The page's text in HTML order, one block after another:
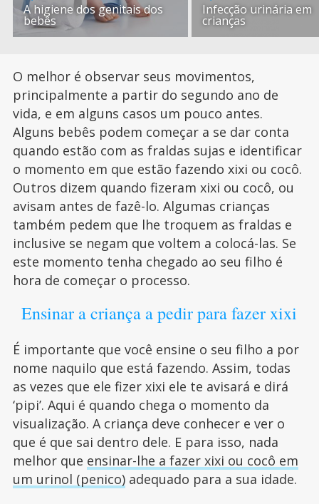
A higiene dos genitais dos
bebês
Infecção urinária em
crianças
O melhor é observar seus movimentos,
principalmente a partir do segundo ano de
vida, e em alguns casos um pouco antes.
Alguns bebês podem começar a se dar conta
quando estão com as fraldas sujas e identificar
o momento em que estão fazendo xixi ou cocô.
Outros dizem quando fizeram xixi ou cocô, ou
avisam antes de fazê-lo. Algumas crianças
também pedem que lhe troquem as fraldas e
inclusive se negam que voltem a colocá-las. Se
este momento tenha chegado ao seu filho é
hora de começar o processo.
Ensinar a criança a pedir para fazer xixi
É importante que você ensine o seu filho a por
nome naquilo que está fazendo. Assim, todas
as vezes que ele fizer xixi ele te avisará e dirá
‘pipi’. Aqui é quando chega o momento da
visualização. A criança deve conhecer e ver o
que é que sai dentro dele. E para isso, nada
melhor que ensinar-lhe a fazer xixi ou cocô em
um urinol (penico)adequado para a sua idade.